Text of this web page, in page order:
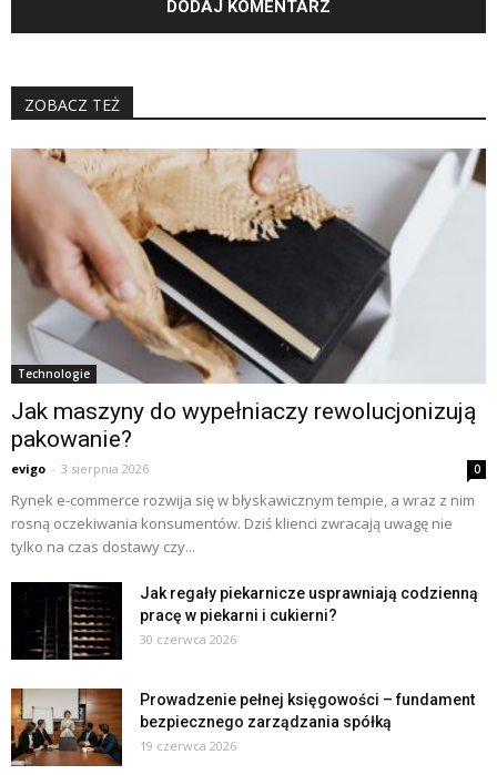
ZOBACZ TEŻ
Technologie
Jak maszyny do wypełniaczy rewolucjonizują
pakowanie?
evigo - 3 sierpnia 2026 0
Rynek e-commerce rozwija się w błyskawicznym tempie, a wraz z nim
rosną oczekiwania konsumentów. Dziś klienci zwracają uwagę nie
tylko na czas dostawy czy...
Jak regały piekarnicze usprawniają codzienną
pracę w piekarni i cukierni?
30 czerwca 2026
Prowadzenie pełnej księgowości – fundament
bezpiecznego zarządzania spółką
19 czerwca 2026